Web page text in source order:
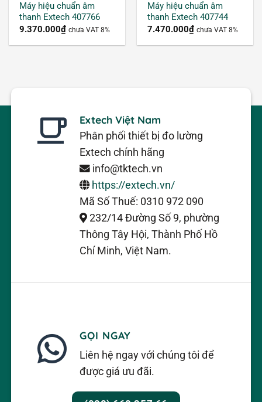
Máy hiệu chuẩn âm
thanh Extech 407766
9.370.000₫ chưa VAT 8%
Máy hiệu chuẩn âm
thanh Extech 407744
7.470.000₫ chưa VAT 8%
Extech Việt Nam
Phân phối thiết bị đo lường
Extech chính hãng
info@tktech.vn
https://extech.vn/
Mã Số Thuế: 0310 972 090
232/14 Đường Số 9, phường
Thông Tây Hội, Thành Phố Hồ
Chí Minh, Việt Nam.
GỌI NGAY
Liên hệ ngay với chúng tôi để
được giá ưu đãi.